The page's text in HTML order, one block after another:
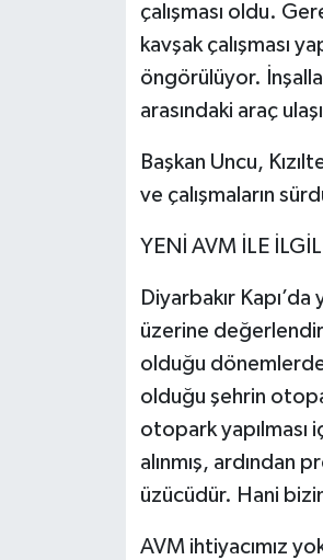
çalışması oldu.
kavşak çalışması
öngörülüyor.
arasındaki araç
Başkan Uncu,
ve çalışmaların
YENİ AVM İLE
Diyarbakır
üzerine
olduğu dönemlerde
olduğu şehrin
otopark
alınmış, ardından
üzücüdür. Hani
AVM ihtiyacımız